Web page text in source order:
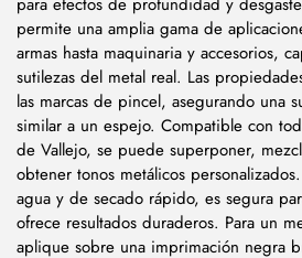
permite una amplia gama de
armas hasta maquinaria y accesorios,
sutilezas del metal real. Las
las marcas de pincel, asegurando una
similar a un espejo. Compatible con
de Vallejo, se puede superponer,
obtener tonos metálicos
agua y de secado rápido, es segura
ofrece resultados duraderos. Para un
aplique sobre una imprimación negra